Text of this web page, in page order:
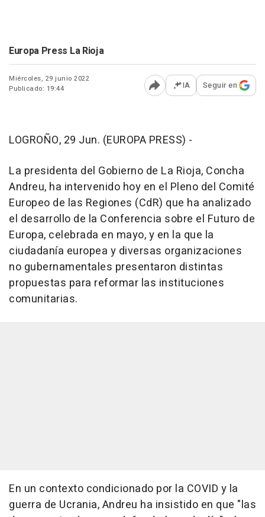
Europa Press La Rioja
Miércoles, 29 junio 2022
Publicado: 19:44
Abrir opciones para
IA Seguir en
LOGROÑO, 29 Jun. (EUROPA PRESS) -
La presidenta del Gobierno de La Rioja, Concha
Andreu, ha intervenido hoy en el Pleno del Comité
Europeo de las Regiones (CdR) que ha analizado
el desarrollo de la Conferencia sobre el Futuro de
Europa, celebrada en mayo, y en la que la
ciudadanía europea y diversas organizaciones
no gubernamentales presentaron distintas
propuestas para reformar las instituciones
comunitarias.
En un contexto condicionado por la COVID y la
guerra de Ucrania, Andreu ha insistido en que "las